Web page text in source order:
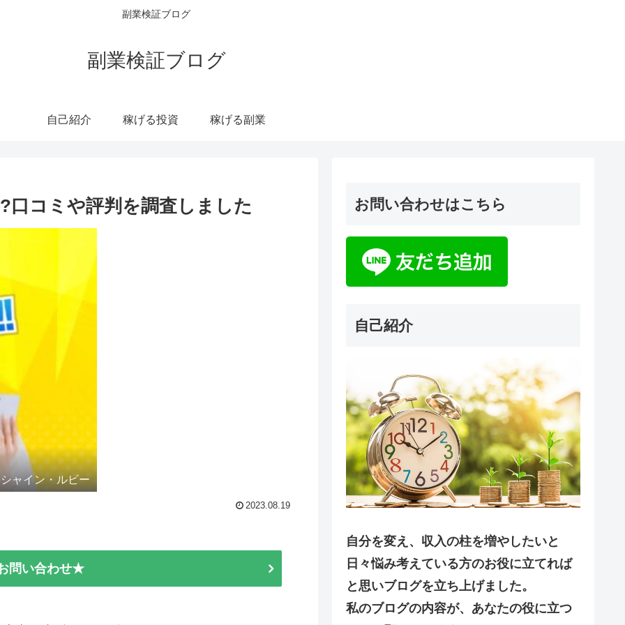
副業検証ブログ
副業検証ブログ
自己紹介 稼げる投資 稼げる副業
コミや評判を調査しました
シャイン・ルビー
2023.08.19
問い合わせ★
お問い合わせはこちら
自己紹介
自分を変え、収入の柱を増やしたいと
日々悩み考えている方のお役に立てれば
と思いブログを立ち上げました。
私のブログの内容が、あなたの役に立つ